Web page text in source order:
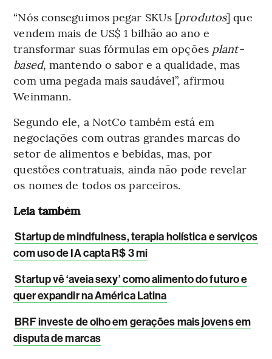
“Nós conseguimos pegar SKUs [produtos] que
vendem mais de US$ 1 bilhão ao ano e
transformar suas fórmulas em opções plant-
based, mantendo o sabor e a qualidade, mas
com uma pegada mais saudável”, afirmou
Weinmann.
Segundo ele, a NotCo também está em
negociações com outras grandes marcas do
setor de alimentos e bebidas, mas, por
questões contratuais, ainda não pode revelar
os nomes de todos os parceiros.
Leia também
Startup de mindfulness, terapia holística e serviços
com uso de IA capta R$ 3 mi
Startup vê ‘aveia sexy’ como alimento do futuro e
quer expandir na América Latina
BRF investe de olho em gerações mais jovens em
disputa de marcas